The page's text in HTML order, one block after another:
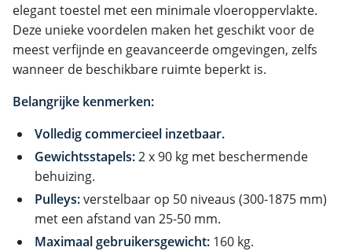
elegant toestel met een minimale vloeroppervlakte.
Deze unieke voordelen maken het geschikt voor de
meest verfijnde en geavanceerde omgevingen, zelfs
wanneer de beschikbare ruimte beperkt is.
Belangrijke kenmerken:
Volledig commercieel inzetbaar.
Gewichtsstapels:2 x 90 kg met beschermende
behuizing.
Pulleys:verstelbaar op 50 niveaus (300-1875 mm)
met een afstand van 25-50 mm.
Maximaal gebruikersgewicht: 160 kg.